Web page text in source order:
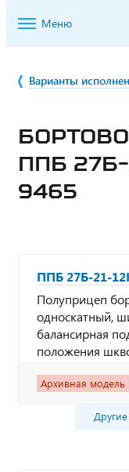
Меню
Варианты
ППБ 27Б-
9465
ППБ 27Б-21-
Полуприцеп
односкатный,
балансирная
положения
Архивная модель